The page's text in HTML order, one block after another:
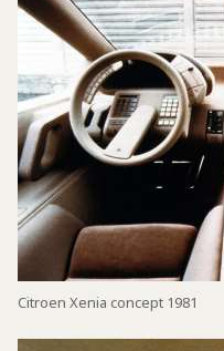
Citroen Xenia concept 1981